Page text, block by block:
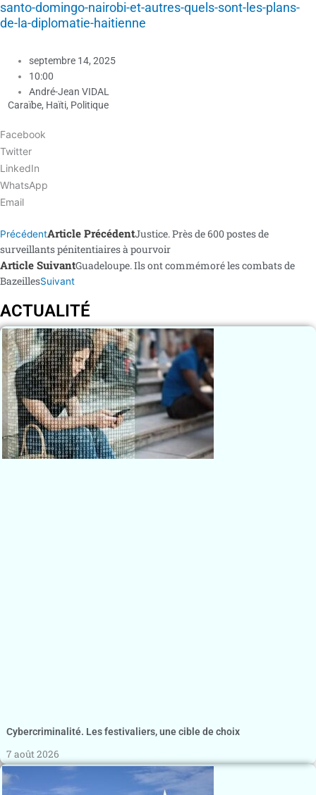
santo-domingo-nairobi-et-autres-quels-sont-les-plans-
de-la-diplomatie-haitienne
septembre 14, 2025
10:00
André-Jean VIDAL
Caraïbe, Haïti, Politique
Facebook
Twitter
LinkedIn
WhatsApp
Email
PrécédentArticle PrécédentJustice. Près de 600 postes de
surveillants pénitentiaires à pourvoir
Article SuivantGuadeloupe. Ils ont commémoré les combats de
BazeillesSuivant
ACTUALITÉ
Cybercriminalité. Les festivaliers, une cible de choix
7 août 2026